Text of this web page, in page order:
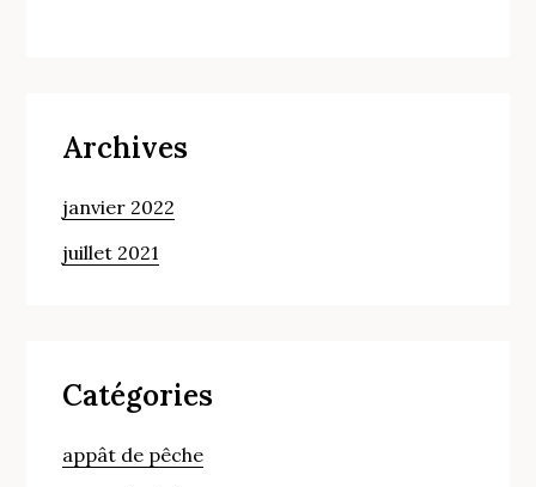
Archives
janvier 2022
juillet 2021
Catégories
appât de pêche